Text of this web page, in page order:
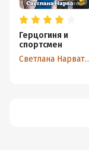
Герцогиня и
спортсмен